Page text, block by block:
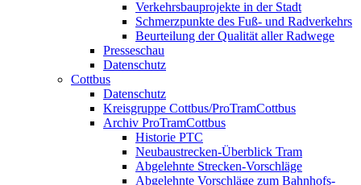
Verkehrsbauprojekte in der Stadt
Schmerzpunkte des Fuß- und Radverkehrs
Beurteilung der Qualität aller Radwege
Presseschau
Datenschutz
Cottbus
Datenschutz
Kreisgruppe Cottbus/ProTramCottbus
Archiv ProTramCottbus
Historie PTC
Neubaustrecken-Überblick Tram
Abgelehnte Strecken-Vorschläge
Abgelehnte Vorschläge zum Bahnhofs-